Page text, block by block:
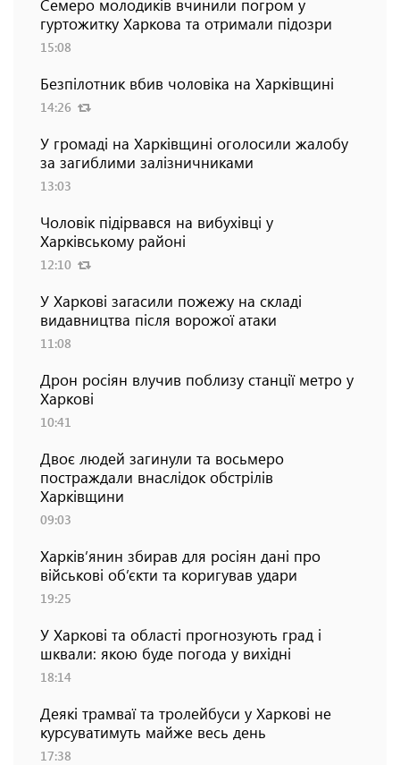
Семеро молодиків вчинили погром у
гуртожитку Харкова та отримали підозри
15:08
Безпілотник вбив чоловіка на Харківщині
14:26
У громаді на Харківщині оголосили жалобу
за загиблими залізничниками
13:03
Чоловік підірвався на вибухівці у
Харківському районі
12:10
У Харкові загасили пожежу на складі
видавництва після ворожої атаки
11:08
Дрон росіян влучив поблизу станції метро у
Харкові
10:41
Двоє людей загинули та восьмеро
постраждали внаслідок обстрілів
Харківщини
09:03
Харків’янин збирав для росіян дані про
військові об’єкти та коригував удари
19:25
У Харкові та області прогнозують град і
шквали: якою буде погода у вихідні
18:14
Деякі трамваї та тролейбуси у Харкові не
курсуватимуть майже весь день
17:38